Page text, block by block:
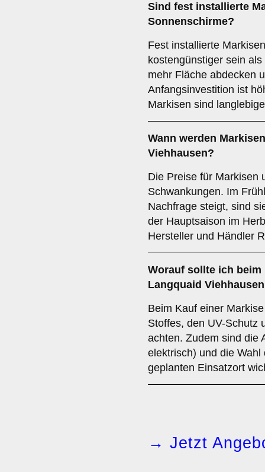
Sind fest installierte
Sonnenschirme?
Fest installierte
kostengünstiger sein
mehr Fläche abdecken
Anfangsinvestition ist
Markisen sind
Wann werden
Viehhausen?
Die Preise für Markisen
Schwankungen. Im
Nachfrage steigt, sind
der Hauptsaison im
Hersteller und Händler
Worauf sollte ich
Langquaid
Beim Kauf einer
Stoffes, den UV-Schutz
achten. Zudem sind die
elektrisch) und die
geplanten Einsatzort
→ Jetzt